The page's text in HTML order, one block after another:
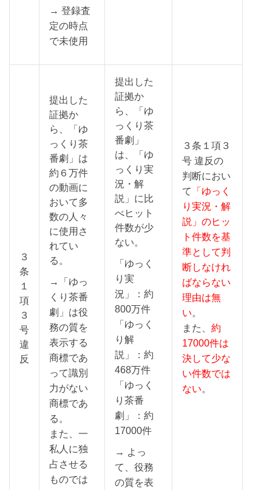
→ 登録査
定の時点
で未使用
３
条
１
項
３
号
違
反
提出した
証拠か
ら、「ゆ
っくり茶
番劇」は
約６万件
の動画に
おいて多
数の人々
に使用さ
れてい
る。
→「ゆっ
くり茶番
劇」は役
務の質を
表示する
商標であ
って識別
力がない
商標であ
る。
また、一
私人に独
占させる
ものでは
提出した
証拠か
ら、「ゆ
っくり茶
番劇」
は、「ゆ
っくり実
況・解
説」に比
べヒット
件数が少
ない。
「ゆっく
り実
況」：約
800万件
「ゆっく
り解
説」：約
468万件
「ゆっく
り茶番
劇」：約
17000件
→ よっ
て、役務
の質を表
３条１項３
号 違反の
判断におい
て
「ゆっく
り実況・解
説」のヒッ
ト件数を基
準として判
断しなけれ
ばならない
理由は無
い。
また、 約
17000件は
決して少な
い件数では
ない。